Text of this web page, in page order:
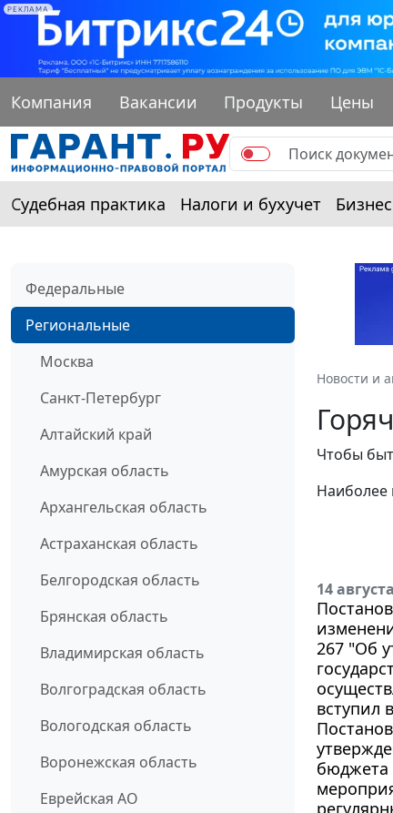
РЕКЛАМА
Компания Вакансии Продукты Цены
Судебная практика Налоги и бухучет Бизнес
Федеральные
Региональные
Москва
Санкт-Петербург
Алтайский край
Амурская область
Архангельская область
Астраханская область
Белгородская область
Брянская область
Владимирская область
Волгоградская область
Вологодская область
Воронежская область
Еврейская АО
Новости и
Чтобы
Наиболее
14
267 "Об
вступил
бюджета